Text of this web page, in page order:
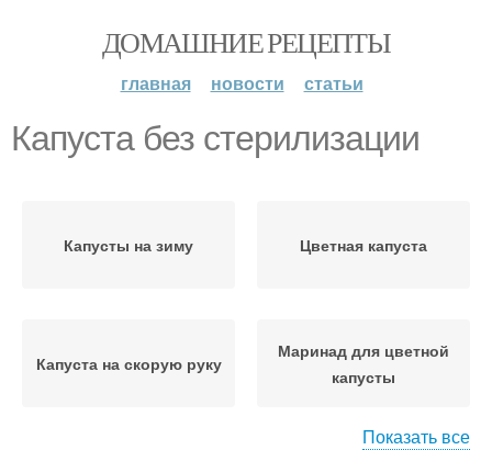
ДОМАШНИЕ РЕЦЕПТЫ
главная новости статьи
Капуста без стерилизации
Капусты на зиму Цветная капуста
Капуста на скорую руку
Маринад для цветной
капусты
Показать все